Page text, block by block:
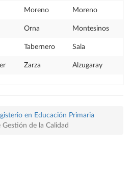
Moreno Moreno
Orna Montesinos
Tabernero Sala
Zarza Alzugaray
en Educación Primaria
de la Calidad